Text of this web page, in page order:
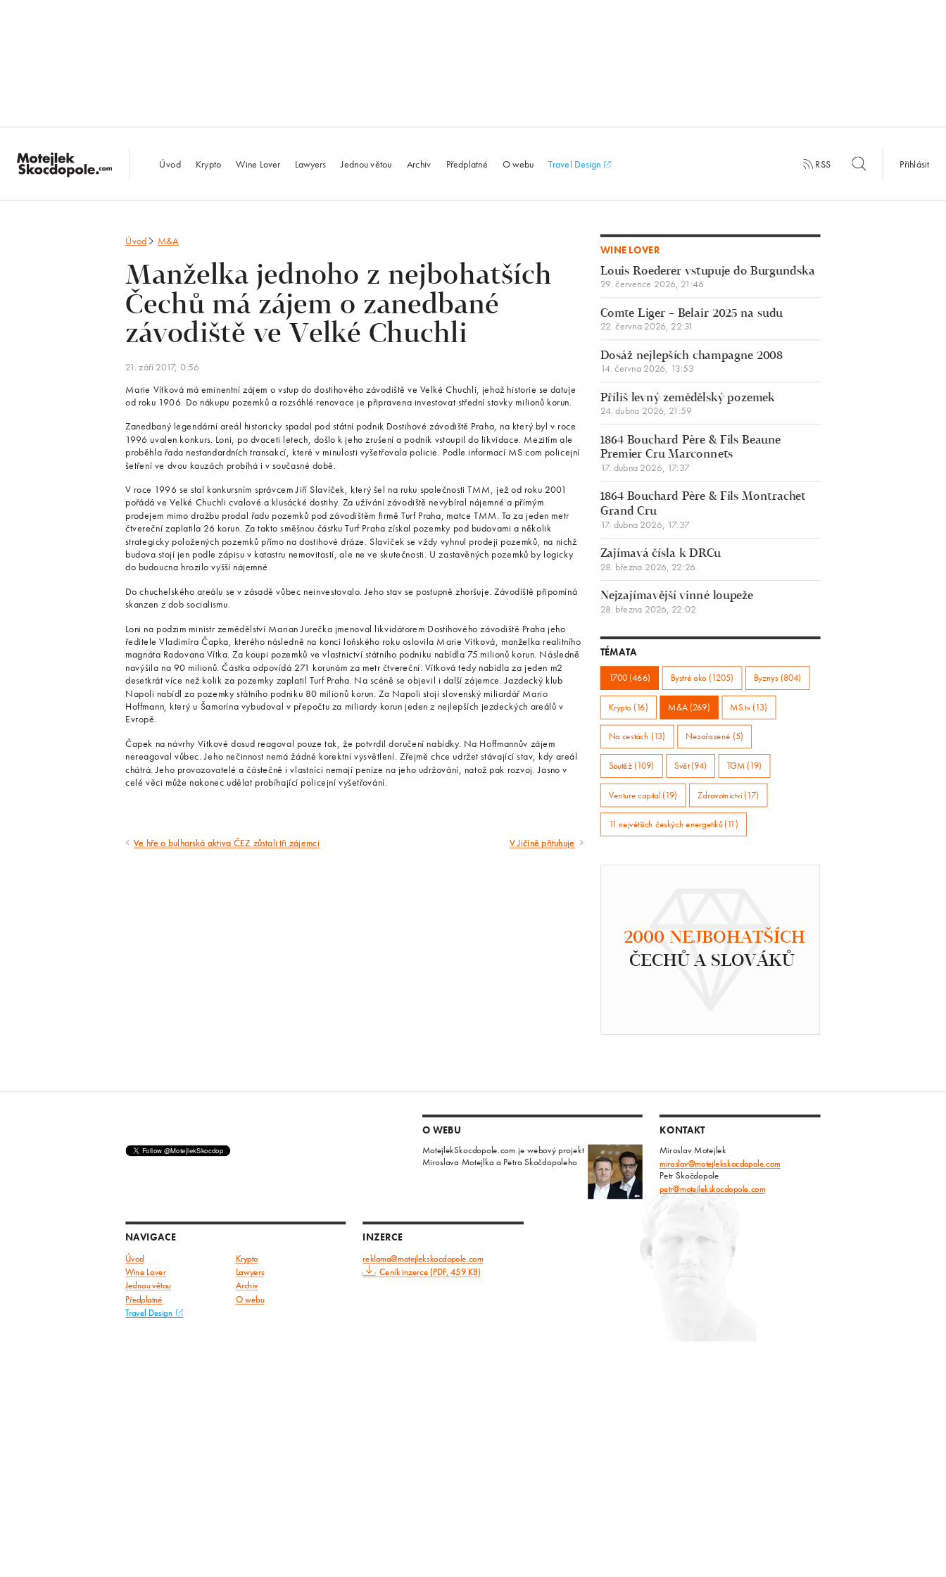
MotejlekSkocdopole.com
Úvod Krypto Wine Lover Lawyers Jednou větou Archiv Předplatné O webu Travel Design RSS Přihlásit
Úvod M&A
Manželka jednoho z nejbohatších
Čechů má zájem o zanedbané
závodiště ve Velké Chuchli
21. září 2017, 0:56
Marie Vítková má eminentní zájem o vstup do dostihového závodiště ve Velké Chuchli, jehož historie se datuje
od roku 1906. Do nákupu pozemků a rozsáhlé renovace je připravena investovat střední stovky milionů korun.
Zanedbaný legendární areál historicky spadal pod státní podnik Dostihové závodiště Praha, na který byl v roce
1996 uvalen konkurs. Loni, po dvaceti letech, došlo k jeho zrušení a podnik vstoupil do likvidace. Mezitím ale
proběhla řada nestandardních transakcí, které v minulosti vyšetřovala policie. Podle informací MS.com policejní
šetření ve dvou kauzách probíhá i v současné době.
V roce 1996 se stal konkursním správcem Jiří Slavíček, který šel na ruku společnosti TMM, jež od roku 2001
pořádá ve Velké Chuchli cvalové a klusácké dostihy. Za užívání závodiště nevybíral nájemné a přímým
prodejem mimo dražbu prodal řadu pozemků pod závodištěm firmě Turf Praha, matce TMM. Ta za jeden metr
čtvereční zaplatila 26 korun. Za takto směšnou částku Turf Praha získal pozemky pod budovami a několik
strategicky položených pozemků přímo na dostihové dráze. Slavíček se vždy vyhnul prodeji pozemků, na nichž
budova stojí jen podle zápisu v katastru nemovitostí, ale ne ve skutečnosti. U zastavěných pozemků by logicky
do budoucna hrozilo vyšší nájemné.
Do chuchelského areálu se v zásadě vůbec neinvestovalo. Jeho stav se postupně zhoršuje. Závodiště připomíná
skanzen z dob socialismu.
Loni na podzim ministr zemědělství Marian Jurečka jmenoval likvidátorem Dostihového závodiště Praha jeho
ředitele Vladimíra Čapka, kterého následně na konci loňského roku oslovila Marie Vítková, manželka realitního
magnáta Radovana Vítka. Za koupi pozemků ve vlastnictví státního podniku nabídla 75 milionů korun. Následně
navýšila na 90 milionů. Částka odpovídá 271 korunám za metr čtvereční. Vítková tedy nabídla za jeden m2
desetkrát více než kolik za pozemky zaplatil Turf Praha. Na scéně se objevil i další zájemce. Jazdecký klub
Napoli nabídl za pozemky státního podniku 80 milionů korun. Za Napoli stojí slovenský miliardář Mario
Hoffmann, který u Šamorína vybudoval v přepočtu za miliardy korun jeden z nejlepších jezdeckých areálů v
Evropě.
Čapek na návrhy Vítkové dosud reagoval pouze tak, že potvrdil doručení nabídky. Na Hoffmannův zájem
nereagoval vůbec. Jeho nečinnost nemá žádné korektní vysvětlení. Zřejmě chce udržet stávající stav, kdy areál
chátrá. Jeho provozovatelé a částečně i vlastníci nemají peníze na jeho udržování, natož pak rozvoj. Jasno v
celé věci může nakonec udělat probíhající policejní vyšetřování.
Předcházející
Ve hře o bulharská aktiva ČEZ zůstali tři zájemci V Jičíně přituhuje
WINE LOVER
Louis Roederer vstupuje do Burgundska
29. července 2026, 21:46
Comte Liger – Belair 2025 na sudu
22. června 2026, 22:31
Dosáž nejlepších champagne 2008
14. června 2026, 13:53
Příliš levný zemědělský pozemek
24. dubna 2026, 21:59
1864 Bouchard Père & Fils Beaune
Premier Cru Marconnets
17. dubna 2026, 17:37
1864 Bouchard Père & Fils Montrachet
Grand Cru
17. dubna 2026, 17:37
Zajímavá čísla k DRCu
28. března 2026, 22:26
Nejzajímavější vinné loupeže
28. března 2026, 22:02
TÉMATA
1700 (466) Bystré oko (1205) Byznys (804)
Krypto (16) M&A (269) MS.tv (13)
Na cestách (13) Nezařazené (5)
Soutěž (109) Svět (94) TGM (19)
Venture capital (19) Zdravotnictví (17)
11 největších českých energetiků (11)
2000 NEJBOHATŠÍCH
ČECHŮ A SLOVÁKŮ
O WEBU
MotejlekSkocdopole.com je webový projekt
Miroslava Motejlka a Petra Skočdopoleho
KONTAKT
Miroslav Motejlek
miroslav@motejlekskocdopole.com
Petr Skočdopole
petr@motejlekskocdopole.com
NAVIGACE
Úvod Krypto
Wine Lover
Lawyers
Jednou větou
Archiv
Předplatné O webu
Travel Design
INZERCE
reklama@motejlekskocdopole.com
Ceník inzerce (PDF, 459 KB)